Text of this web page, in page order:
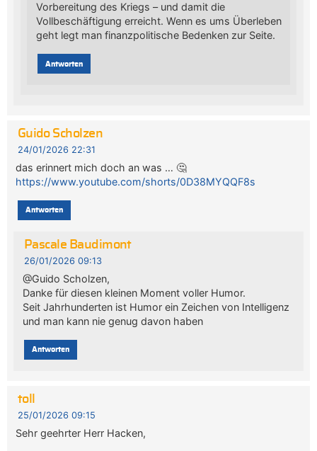
Vorbereitung des Kriegs – und damit die
Vollbeschäftigung erreicht. Wenn es ums Überleben
geht legt man finanzpolitische Bedenken zur Seite.
Antworten
Guido Scholzen
24/01/2026 22:31
das erinnert mich doch an was … 🤔
https://www.youtube.com/shorts/0D38MYQQF8s
Antworten
Pascale Baudimont
26/01/2026 09:13
@Guido Scholzen,
Danke für diesen kleinen Moment voller Humor.
Seit Jahrhunderten ist Humor ein Zeichen von Intelligenz
und man kann nie genug davon haben
Antworten
toll
25/01/2026 09:15
Sehr geehrter Herr Hacken,